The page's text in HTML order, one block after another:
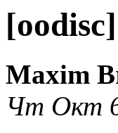
Maxim
Чт Окт